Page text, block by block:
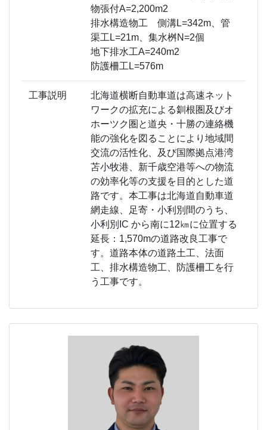
物張付A=2,200m2
排水構造物工 側溝L=342m、管
渠工L=21m、集水桝N=2個
地下排水工A=240m2
防護柵工L=576m
工事説明
北海道横断自動車道は高速ネット
ワークの拡充による釧根圏及びオ
ホーツク圏と道央・十勝の連絡機
能の強化を図ることにより地域間
交流の活性化、及び国際拠点港湾
苫小牧港、新千歳空港等への物流
の効率化等の支援を目的とした道
路です。本工事は北海道自動車道
網走線、足寄・小利別間のうち、
小利別IC から南に12㎞に位置する
延長：1,570mの道路改良工事で
す。道路本体の道路土工、法面
工、排水構造物工、防護柵工を行
う工事です。